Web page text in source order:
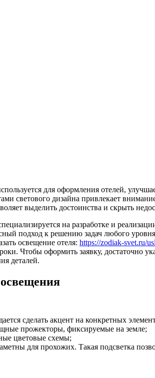
для оформления отелей,
светового дизайна привлекает
выделить достоинства и скрыть
на разработке и
подход к решению задач любого
освещение отеля: https://zodiak-svet.ru/
Чтобы оформить заявку, достаточно
деталей.
сделать акцент на конкретных
прожекторы, фиксируемые на земле;
цветовые схемы;
для прохожих. Такая подсветка